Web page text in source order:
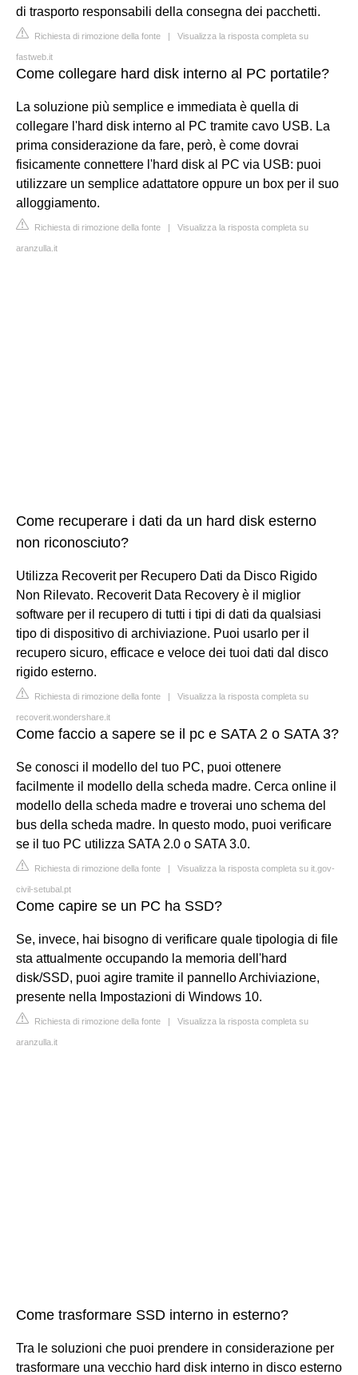
di trasporto responsabili della consegna dei pacchetti.
Richiesta di rimozione della fonte | Visualizza la risposta completa su
fastweb.it
Come collegare hard disk interno al PC portatile?
La soluzione più semplice e immediata è quella di
collegare l'hard disk interno al PC tramite cavo USB. La
prima considerazione da fare, però, è come dovrai
fisicamente connettere l'hard disk al PC via USB: puoi
utilizzare un semplice adattatore oppure un box per il suo
alloggiamento.
Richiesta di rimozione della fonte | Visualizza la risposta completa su
aranzulla.it
Come recuperare i dati da un hard disk esterno
non riconosciuto?
Utilizza Recoverit per Recupero Dati da Disco Rigido
Non Rilevato. Recoverit Data Recovery è il miglior
software per il recupero di tutti i tipi di dati da qualsiasi
tipo di dispositivo di archiviazione. Puoi usarlo per il
recupero sicuro, efficace e veloce dei tuoi dati dal disco
rigido esterno.
Richiesta di rimozione della fonte | Visualizza la risposta completa su
recoverit.wondershare.it
Come faccio a sapere se il pc e SATA 2 o SATA 3?
Se conosci il modello del tuo PC, puoi ottenere
facilmente il modello della scheda madre. Cerca online il
modello della scheda madre e troverai uno schema del
bus della scheda madre. In questo modo, puoi verificare
se il tuo PC utilizza SATA 2.0 o SATA 3.0.
Richiesta di rimozione della fonte | Visualizza la risposta completa su it.gov-
civil-setubal.pt
Come capire se un PC ha SSD?
Se, invece, hai bisogno di verificare quale tipologia di file
sta attualmente occupando la memoria dell'hard
disk/SSD, puoi agire tramite il pannello Archiviazione,
presente nella Impostazioni di Windows 10.
Richiesta di rimozione della fonte | Visualizza la risposta completa su
aranzulla.it
Come trasformare SSD interno in esterno?
Tra le soluzioni che puoi prendere in considerazione per
trasformare una vecchio hard disk interno in disco esterno